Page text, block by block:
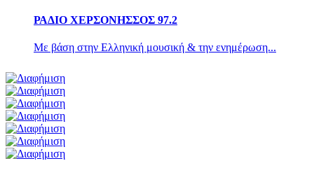
ΡΑΔΙΟ ΧΕΡΣΟΝΗΣΣΟΣ 97.2
Με βάση στην Ελληνική μουσική & την ενημέρωση...